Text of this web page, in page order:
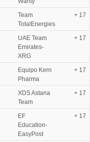
Team
TotalEnergies
+ 17
UAE Team
Emirates-
XRG
+ 17
Equipo Kern
Pharma
+ 17
XDS Astana
Team
+ 17
EF
Education-
EasyPost
+ 17